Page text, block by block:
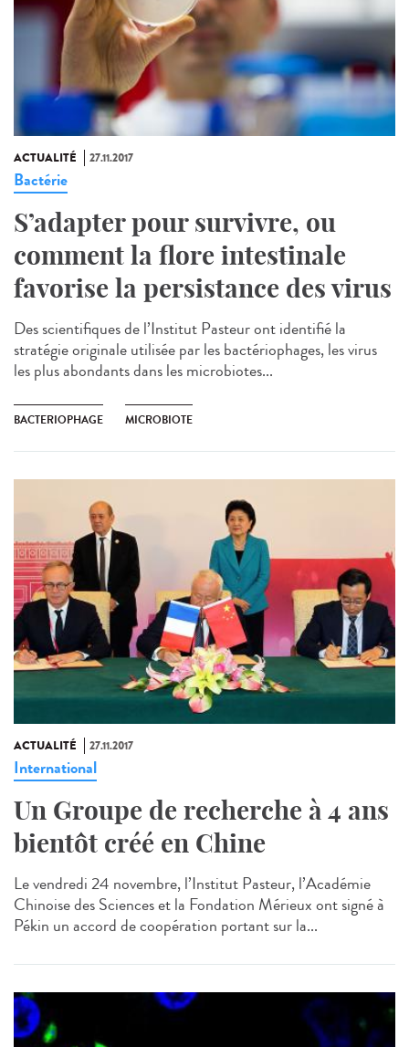
ACTUALITÉ 27.11.2017
Bactérie
S’adapter pour survivre, ou
comment la flore intestinale
favorise la persistance des virus
Des scientifiques de l’Institut Pasteur ont identifié la
stratégie originale utilisée par les bactériophages, les virus
les plus abondants dans les microbiotes...
BACTERIOPHAGE MICROBIOTE
ACTUALITÉ 27.11.2017
International
Un Groupe de recherche à 4 ans
bientôt créé en Chine
Le vendredi 24 novembre, l’Institut Pasteur, l’Académie
Chinoise des Sciences et la Fondation Mérieux ont signé à
Pékin un accord de coopération portant sur la...